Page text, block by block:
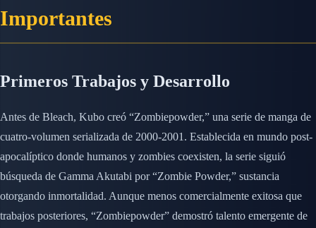
Importantes
Primeros Trabajos y Desarrollo
Antes de Bleach, Kubo creó “Zombiepowder,” una serie de manga de
cuatro-volumen serializada de 2000-2001. Establecida en mundo post-
apocalíptico donde humanos y zombies coexisten, la serie siguió
búsqueda de Gamma Akutabi por “Zombie Powder,” sustancia
otorgando inmortalidad. Aunque menos comercialmente exitosa que
trabajos posteriores, “Zombiepowder” demostró talento emergente de